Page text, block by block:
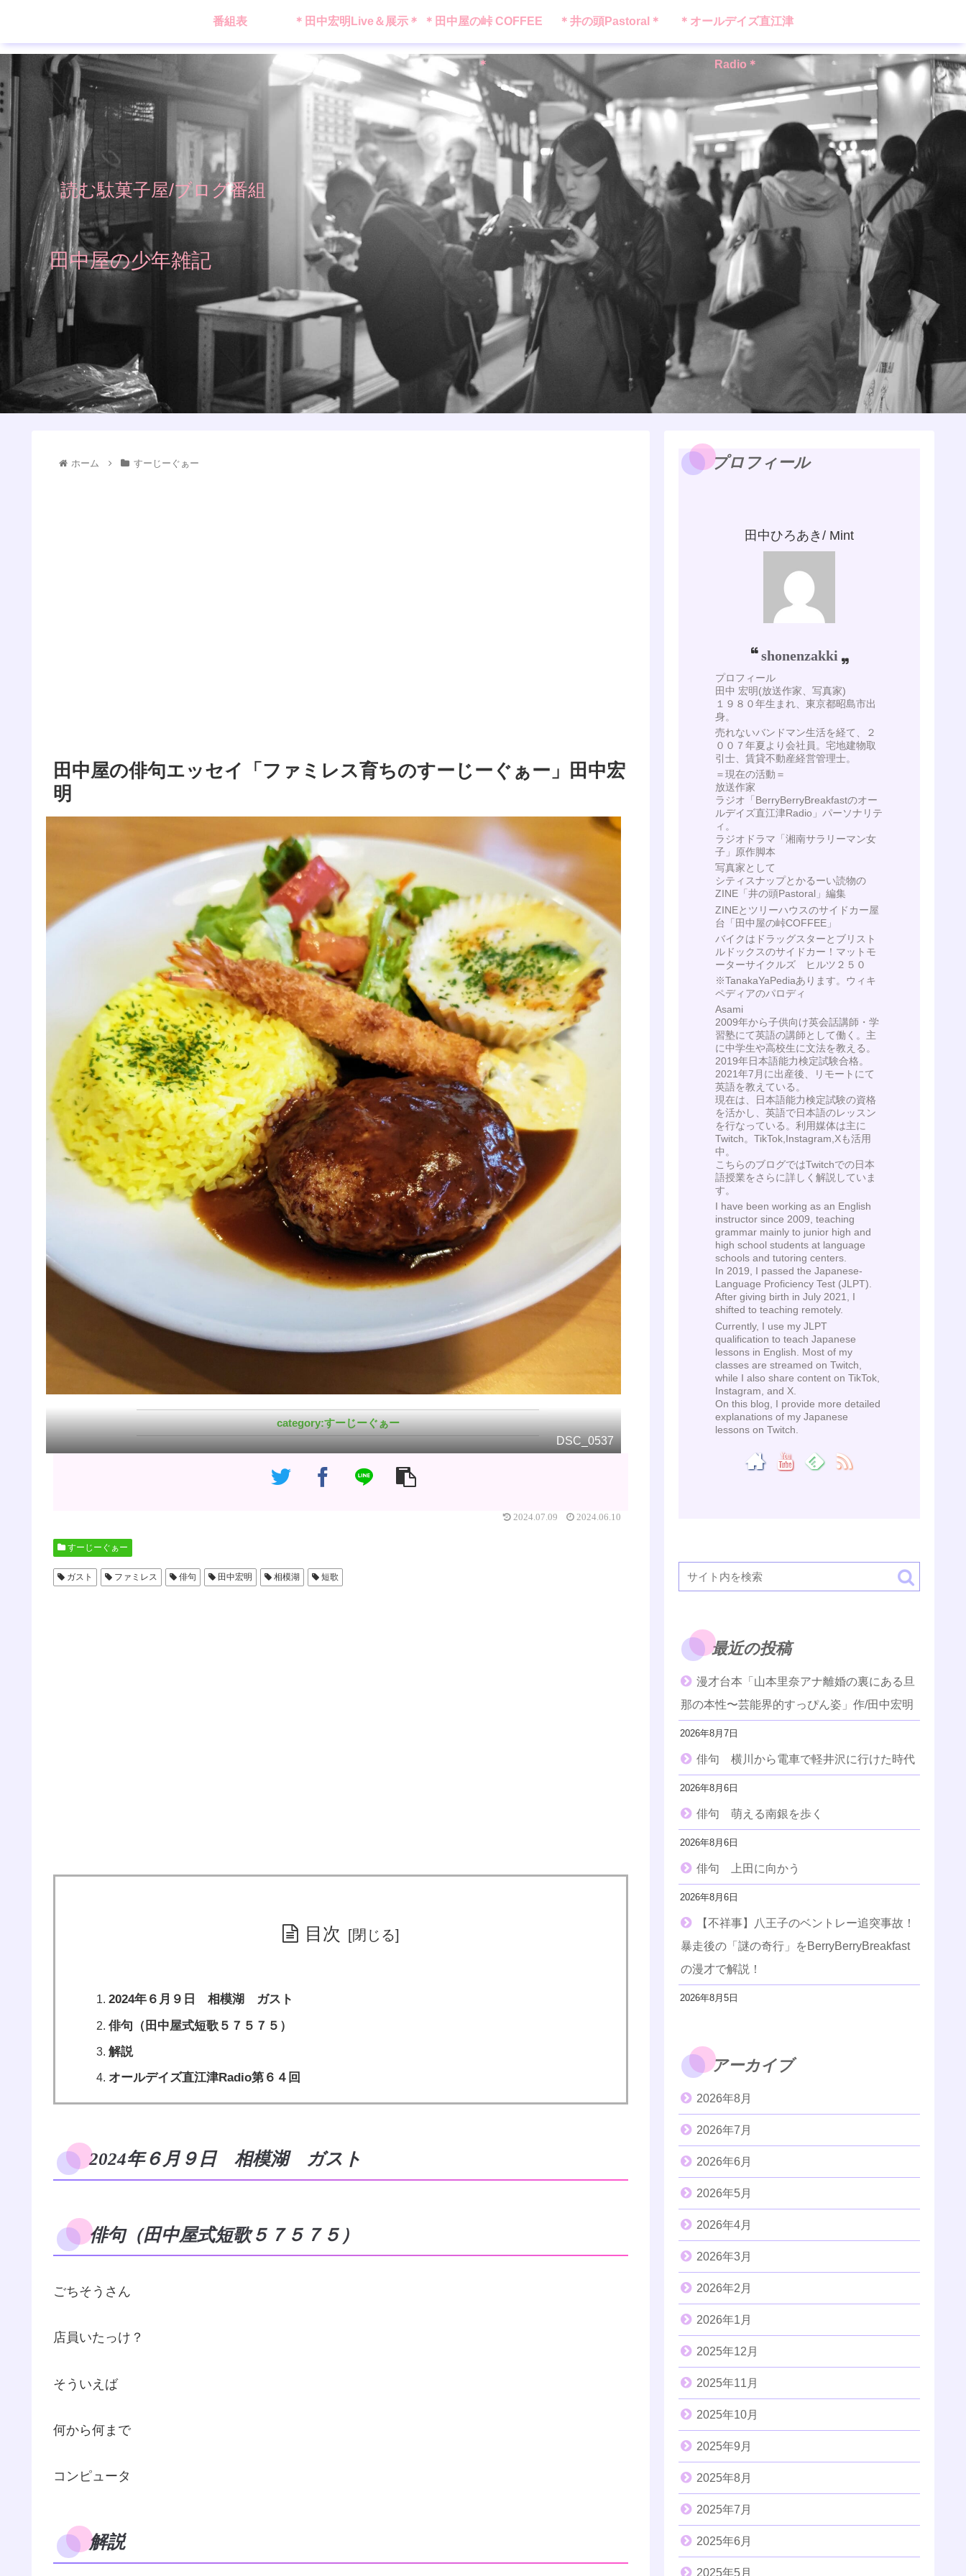
読む駄菓子屋/ブログ番組
田中屋の少年雑記
番組表 ＊田中宏明Live＆展示＊ ＊田中屋の峠 COFFEE
＊
＊井の頭Pastoral＊ ＊オールデイズ直江津
Radio＊
ホーム すーじーぐぁー
田中屋の俳句エッセイ「ファミレス育ちのすーじーぐぁー」田中宏
明
すーじーぐぁー
DSC_0537
2024.07.09 2024.06.10
すーじーぐぁー
ガスト ファミレス 俳句 田中宏明 相模湖 短歌
目次
2024年６月９日 相模湖 ガスト
俳句（田中屋式短歌５７５７５）
解説
オールデイズ直江津Radio第６４回
2024年６月９日 相模湖 ガスト
俳句（田中屋式短歌５７５７５）
ごちそうさん
店員いたっけ？
そういえば
何から何まで
コンピュータ
解説
プロフィール
田中ひろあき/ Mint
shonenzakki
プロフィール
田中 宏明(放送作家、写真家)
１９８０年生まれ、東京都昭島市出
身。
売れないバンドマン生活を経て、２
００７年夏より会社員。宅地建物取
引士、賃貸不動産経営管理士。
＝現在の活動＝
放送作家
ラジオ「BerryBerryBreakfastのオー
ルデイズ直江津Radio」パーソナリテ
ィ。
ラジオドラマ「湘南サラリーマン女
子」原作脚本
写真家として
シティスナップとかるーい読物の
ZINE「井の頭Pastoral」編集
ZINEとツリーハウスのサイドカー屋
台「田中屋の峠COFFEE」
バイクはドラッグスターとブリスト
ルドックスのサイドカー！マットモ
ーターサイクルズ ヒルツ２５０
※TanakaYaPediaあります。ウィキ
ペディアのパロディ
Asami
2009年から子供向け英会話講師・学
習塾にて英語の講師として働く。主
に中学生や高校生に文法を教える。
2019年日本語能力検定試験合格。
2021年7月に出産後、リモートにて
英語を教えている。
現在は、日本語能力検定試験の資格
を活かし、英語で日本語のレッスン
を行なっている。利用媒体は主に
Twitch。TikTok,Instagram,Xも活用
中。
こちらのブログではTwitchでの日本
語授業をさらに詳しく解説していま
す。
I have been working as an English
instructor since 2009, teaching
grammar mainly to junior high and
high school students at language
schools and tutoring centers.
In 2019, I passed the Japanese-
Language Proficiency Test (JLPT).
After giving birth in July 2021, I
shifted to teaching remotely.
Currently, I use my JLPT
qualification to teach Japanese
lessons in English. Most of my
classes are streamed on Twitch,
while I also share content on TikTok,
Instagram, and X.
On this blog, I provide more detailed
explanations of my Japanese
lessons on Twitch.
最近の投稿
漫才台本「山本里奈アナ離婚の裏にある旦
那の本性〜芸能界的すっぴん姿」作/田中宏明
2026年8月7日
俳句 横川から電車で軽井沢に行けた時代
2026年8月6日
俳句 萌える南銀を歩く
2026年8月6日
俳句 上田に向かう
2026年8月6日
【不祥事】八王子のベントレー追突事故！
暴走後の「謎の奇行」をBerryBerryBreakfast
の漫才で解説！
2026年8月5日
アーカイブ
2026年8月
2026年7月
2026年6月
2026年5月
2026年4月
2026年3月
2026年2月
2026年1月
2025年12月
2025年11月
2025年10月
2025年9月
2025年8月
2025年7月
2025年6月
2025年5月